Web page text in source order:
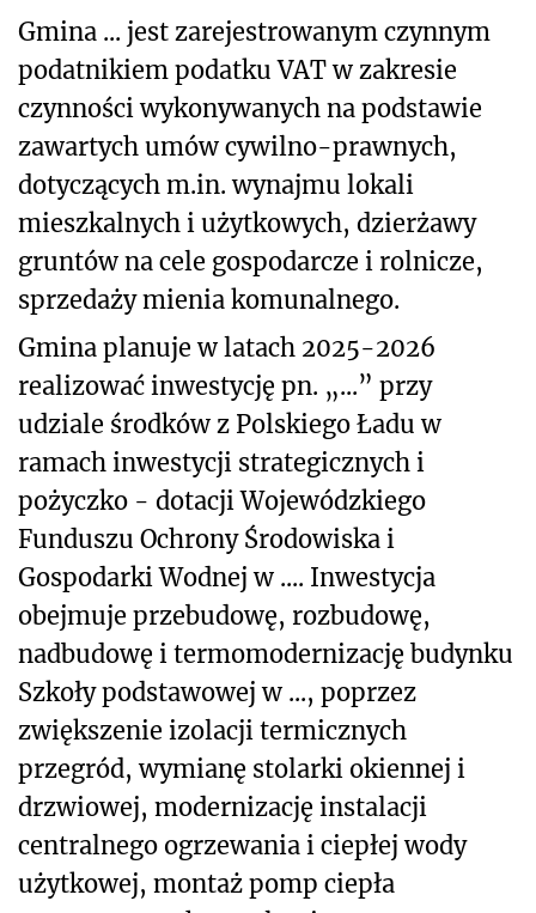
Gmina ... jest zarejestrowanym czynnym
podatnikiem podatku VAT w zakresie
czynności wykonywanych na podstawie
zawartych umów cywilno-prawnych,
dotyczących m.in. wynajmu lokali
mieszkalnych i użytkowych, dzierżawy
gruntów na cele gospodarcze i rolnicze,
sprzedaży mienia komunalnego.
Gmina planuje w latach 2025-2026
realizować inwestycję pn. „...” przy
udziale środków z Polskiego Ładu w
ramach inwestycji strategicznych i
pożyczko - dotacji Wojewódzkiego
Funduszu Ochrony Środowiska i
Gospodarki Wodnej w .... Inwestycja
obejmuje przebudowę, rozbudowę,
nadbudowę i termomodernizację budynku
Szkoły podstawowej w ..., poprzez
zwiększenie izolacji termicznych
przegród, wymianę stolarki okiennej i
drzwiowej, modernizację instalacji
centralnego ogrzewania i ciepłej wody
użytkowej, montaż pomp ciepła